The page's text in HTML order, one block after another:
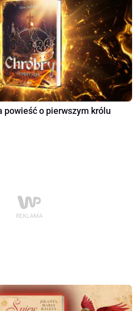
powieść o pierwszym królu